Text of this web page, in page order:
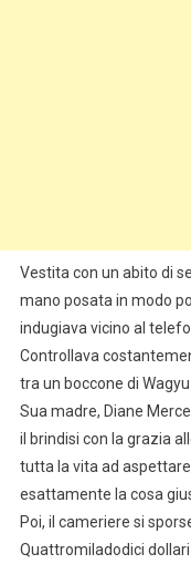
Vestita con un abito di
mano posata in modo
indugiava vicino al
Controllava
tra un boccone di Wagyu
Sua madre, Diane
il brindisi con la grazia
tutta la vita ad
esattamente la cosa
Poi, il cameriere si
Quattromiladodici